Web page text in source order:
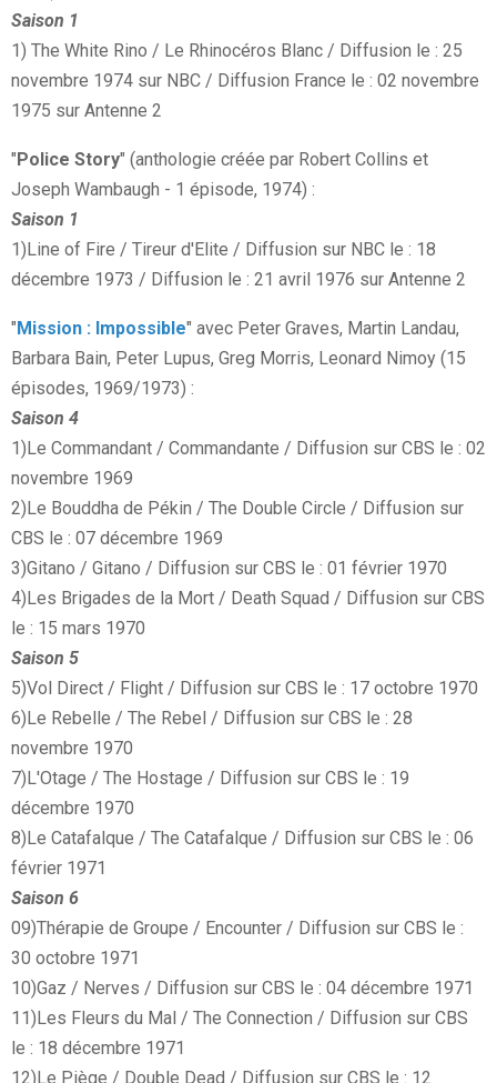
Saison 1
1) The White Rino / Le Rhinocéros Blanc / Diffusion le : 25
novembre 1974 sur NBC / Diffusion France le : 02 novembre
1975 sur Antenne 2
"Police Story" (anthologie créée par Robert Collins et
Joseph Wambaugh - 1 épisode, 1974) :
Saison 1
1)Line of Fire / Tireur d'Elite / Diffusion sur NBC le : 18
décembre 1973 / Diffusion le : 21 avril 1976 sur Antenne 2
"Mission : Impossible" avec Peter Graves, Martin Landau,
Barbara Bain, Peter Lupus, Greg Morris, Leonard Nimoy (15
épisodes, 1969/1973) :
Saison 4
1)Le Commandant / Commandante / Diffusion sur CBS le : 02
novembre 1969
2)Le Bouddha de Pékin / The Double Circle / Diffusion sur
CBS le : 07 décembre 1969
3)Gitano / Gitano / Diffusion sur CBS le : 01 février 1970
4)Les Brigades de la Mort / Death Squad / Diffusion sur CBS
le : 15 mars 1970
Saison 5
5)Vol Direct / Flight / Diffusion sur CBS le : 17 octobre 1970
6)Le Rebelle / The Rebel / Diffusion sur CBS le : 28
novembre 1970
7)L'Otage / The Hostage / Diffusion sur CBS le : 19
décembre 1970
8)Le Catafalque / The Catafalque / Diffusion sur CBS le : 06
février 1971
Saison 6
09)Thérapie de Groupe / Encounter / Diffusion sur CBS le :
30 octobre 1971
10)Gaz / Nerves / Diffusion sur CBS le : 04 décembre 1971
11)Les Fleurs du Mal / The Connection / Diffusion sur CBS
le : 18 décembre 1971
12)Le Piège / Double Dead / Diffusion sur CBS le : 12